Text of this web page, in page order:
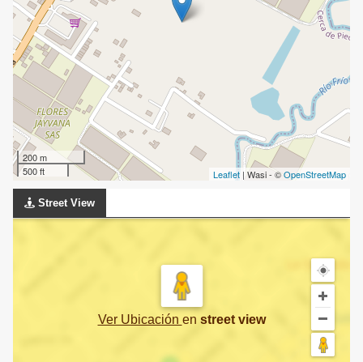
200 m
500 ft
Leaflet | Wasi - ©OpenStreetMap
Street View
Ver Ubicación en street view